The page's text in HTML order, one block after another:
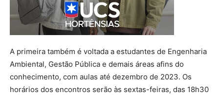
A primeira também é voltada a estudantes de Engenharia
Ambiental, Gestão Pública e demais áreas afins do
conhecimento, com aulas até dezembro de 2023. Os
horários dos encontros serão às sextas-feiras, das 18h30